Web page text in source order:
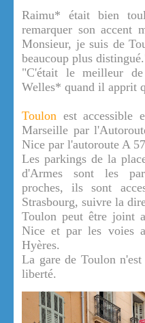
Raimu* était bien
remarquer son accent
Monsieur, je suis de
beaucoup plus
"C'était le meilleur
Welles* quand il apprit
Toulon est accessible
Marseille par
Nice par l'autoroute A
Les parkings de la
d'Armes sont les
proches, ils sont
Strasbourg, suivre la
Toulon peut être joint
Nice et par les voies
Hyères.
La gare de Toulon
liberté.